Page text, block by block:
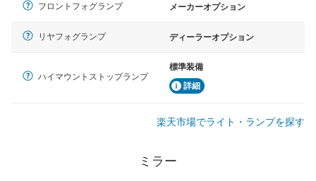
フロントフォグランプ メーカーオプション
リヤフォグランプ ディーラーオプション
ハイマウントストップランプ
標準装備
詳細
楽天市場でライト・ランプを探す
ミラー